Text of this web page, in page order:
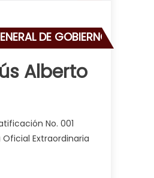
DE GOBIERNO
Alberto
No. 001
Extraordinaria